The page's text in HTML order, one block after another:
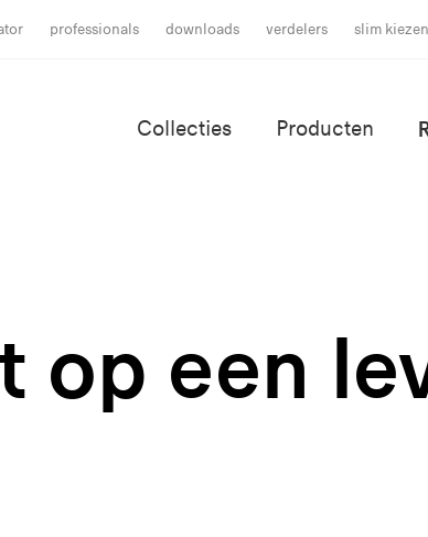
professionals downloads verdelers slim kiezen
Collecties Producten
op een